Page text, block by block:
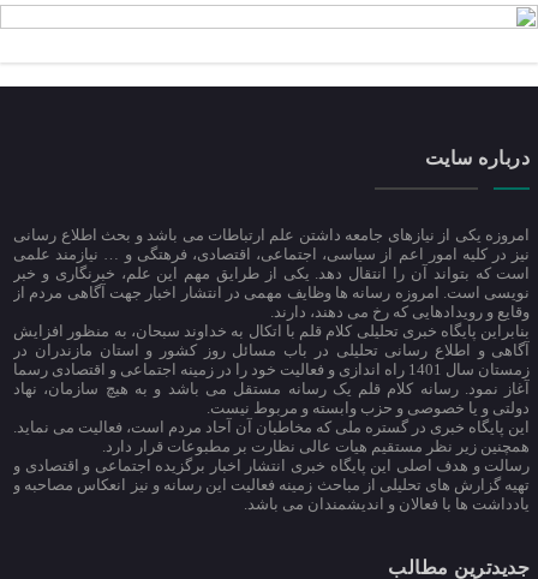
درباره سایت
امروزه یکی از نیازهای جامعه داشتن علم ارتباطات می باشد و بحث اطلاع رسانی
نیز در کلیه امور اعم از سیاسی، اجتماعی، اقتصادی، فرهتگی و … نیازمند علمی
است که بتواند آن را انتقال دهد. یکی از طرایق مهم این علم، خبرنگاری و خبر
نویسی است. امروزه رسانه ها وظایف مهمی در انتشار اخبار جهت آگاهی مردم از
وقایع و رویدادهایی که رخ می دهند، دارند.
بنابراین پایگاه خبری تحلیلی کلام قلم با اتکال به خداوند سبحان، به منظور افزایش
آگاهی و اطلاع رسانی تحلیلی در باب مسائل روز کشور و استان مازندران در
زمستان سال 1401 راه اندازی و فعالیت خود را در زمینه اجتماعی و اقتصادی رسما
آغاز نمود. رسانه کلام قلم یک رسانه مستقل می باشد و به هیچ سازمان، نهاد
دولتی و یا خصوصی و حزب وابسته و مربوط نیست.
این پایگاه خبری در گستره ملی که مخاطبان آن آحاد مردم است، فعالیت می نماید.
همچنین زیر نظر مستقیم هیات عالی نظارت بر مطبوعات قرار دارد.
رسالت و هدف اصلی این پایگاه خبری انتشار اخبار برگزیده اجتماعی و اقتصادی و
تهیه گزارش های تحلیلی از مباحث زمینه فعالیت این رسانه و نیز انعکاس مصاحبه و
یادداشت ها با فعالان و اندیشمندان می باشد.
جدیدترین مطالب